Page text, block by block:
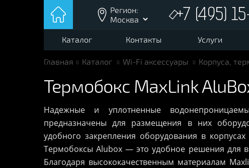
Регион: +7 (495)
Каталог Контакты Услуги
Главная Каталог Wi-Fi аксессуары Корпуса,
Термобокс MaxLink
Надежные и уплотненные
предназначены для размещения в них
удобного закрепления оборудования в
Термобоксы Alubox — это удобное решения для
Благодаря высококачественным материалам